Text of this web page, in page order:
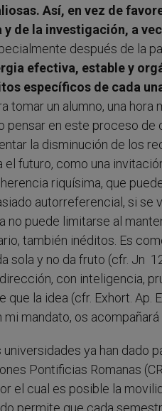
Así, en vez de
y de la investigación, a
después de la
efectiva, estable y
específicos de cada
tomar un alumno, una
pensar en este proceso
la disminución de los
futuro, como una
riquísima, que
autorreferencial, si se
no puede limitarse al
también inéditos. Es
sola y no da fruto (cfr. Jn
con inteligencia,
la idea (cfr. Exhort. Ap.
mi mandato, os
ya han dado
Pontificias Romanas
el cual es posible la
permite que cada